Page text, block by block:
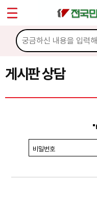
게시판 상담
"
비밀번호
마이페이지
소개
소식
노동상담
권리찾기수첩 검색
찾아보기